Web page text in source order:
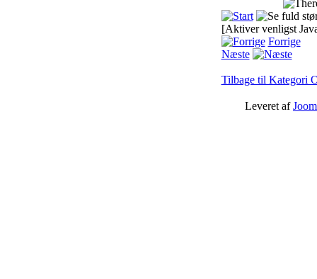
[Aktiver venligst
Forrige
Næste
Tilbage til Kategori
Leveret af